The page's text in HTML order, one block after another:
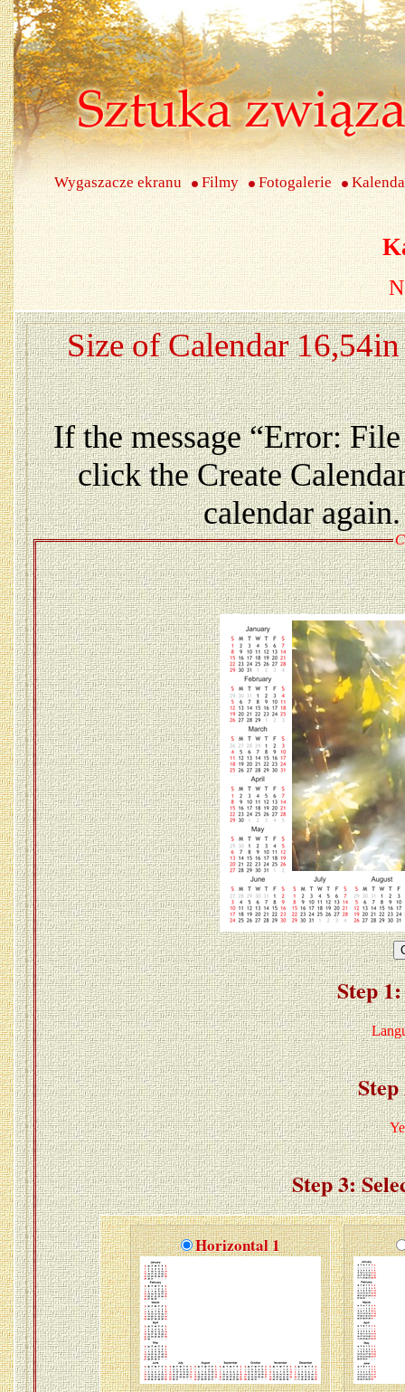
Wygaszacze ekranu Filmy Fotogalerie
Size of Calendar
If the message “Error:
click the Create
calendar
Step
Step 3:
Horizontal 1